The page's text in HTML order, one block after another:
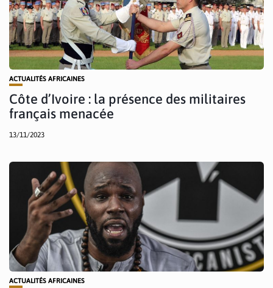
ACTUALITÉS AFRICAINES
Côte d’Ivoire : la présence des militaires
français menacée
13/11/2023
ACTUALITÉS AFRICAINES